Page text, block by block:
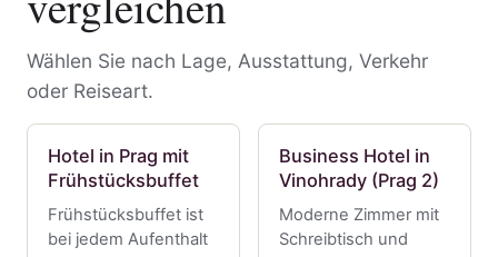
Wählen Sie nach Lage, Ausstattung, Verkehr
oder Reiseart.
Hotel in Prag mit
Frühstücksbuffet
Frühstücksbuffet ist
bei jedem Aufenthalt
Business Hotel in
Vinohrady (Prag 2)
Moderne Zimmer mit
Schreibtisch und